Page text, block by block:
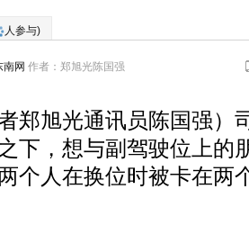
人参与)
南网 作者：郑旭光陈国强
旭光通讯员陈国强）
下，想与副驾驶位上的
个人在换位时被卡在两